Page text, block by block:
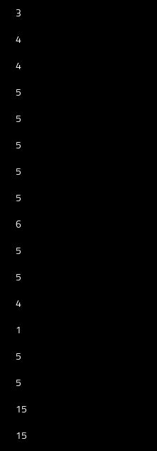
3
4
4
5
5
5
5
5
6
5
5
4
1
5
5
15
15